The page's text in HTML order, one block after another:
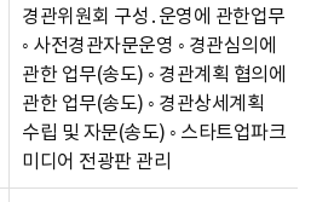
경관위원회 구성․운영에 관한업무
◦ 사전경관자문운영 ◦ 경관심의에
관한 업무(송도) ◦ 경관계획 협의에
관한 업무(송도) ◦ 경관상세계획
수립 및 자문(송도) ◦ 스타트업파크
미디어 전광판 관리